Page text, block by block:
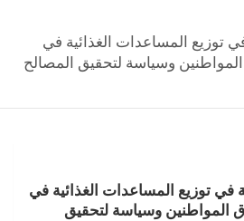
توزيع المساعدات الغذائية في
وسياسة لتحقيق المصالح
في توزيع المساعدات الغذائية في
المواطنين وسياسة لتحقيق